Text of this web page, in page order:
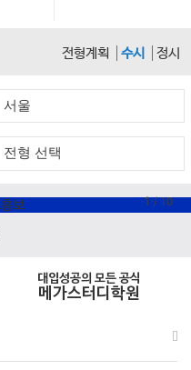
전형계획 수시 정시
1 / 10
대입성공의 모든 공식
메가스터디학원